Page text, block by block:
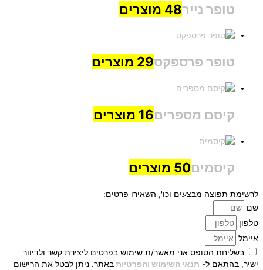
טופר נייר48 מוצרים
טופר פרספקס29 מוצרים
קיסם מספרים16 מוצרים
קיסמים50 מוצרים
לרשימת תפוצה מבצעים וכו', השאירו פרטים:
שם
טלפון
איימל
בשליחת הטופס אני מאשר/ת שימוש בפרטים ליצירת קשר ולדיוור
ישיר, בהתאם ל- תנאי השימוש והפרטיותבאתר. ניתן לבטל את הרישום